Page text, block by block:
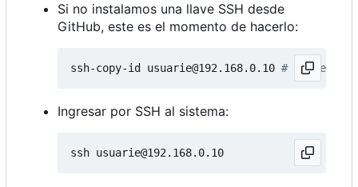
Si no instalamos una llave SSH desde
GitHub, este es el momento de hacerlo:
ssh-copy-id usuarie@192.168.0.10 # IP de la
Ingresar por SSH al sistema: